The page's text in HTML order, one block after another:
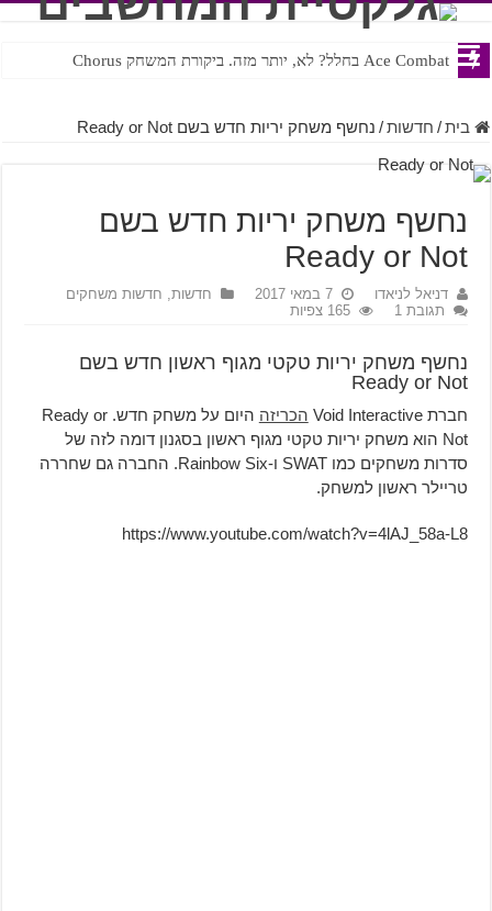
Ace Combat בחלל? לא, יותר מזה. ביקורת המשחק Chorus
Steven Universe והשירים שתורגמו בצורה נוראית לעברית
בית / חדשות / נחשף משחק יריות חדש בשם Ready or Not
נחשף משחק יריות חדש בשם
Ready or Not
דניאל לניאדו 7 במאי 2017 חדשות, חדשות משחקים
תגובת 1
165 צפיות
נחשף משחק יריות טקטי מגוף ראשון חדש בשם
Ready or Not
חברת Void Interactive הכריזה
היום על משחק חדש. Ready or
Not הוא משחק יריות טקטי מגוף ראשון בסגנון דומה לזה של
סדרות משחקים כמו SWAT ו-Rainbow Six. החברה גם שחררה
טריילר ראשון למשחק.
https://www.youtube.com/watch?v=4lAJ_58a-L8